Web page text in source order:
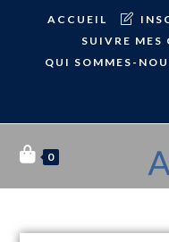
ACCUEIL
SUIVRE MES
QUI SOMMES-
0